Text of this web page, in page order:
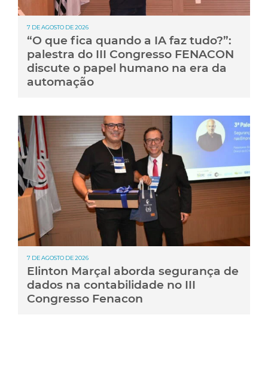
7 DE AGOSTO DE 2026
“O que fica quando a IA faz tudo?”:
palestra do III Congresso FENACON
discute o papel humano na era da
automação
7 DE AGOSTO DE 2026
Elinton Marçal aborda segurança de
dados na contabilidade no III
Congresso Fenacon